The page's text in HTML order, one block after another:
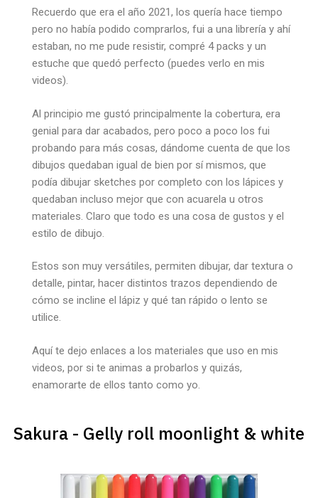
Recuerdo que era el año 2021, los quería hace tiempo
pero no había podido comprarlos, fui a una librería y ahí
estaban, no me pude resistir, compré 4 packs y un
estuche que quedó perfecto (puedes verlo en mis
videos).
Al principio me gustó principalmente la cobertura, era
genial para dar acabados, pero poco a poco los fui
probando para más cosas, dándome cuenta de que los
dibujos quedaban igual de bien por sí mismos, que
podía dibujar sketches por completo con los lápices y
quedaban incluso mejor que con acuarela u otros
materiales. Claro que todo es una cosa de gustos y el
estilo de dibujo.
Estos son muy versátiles, permiten dibujar, dar textura o
detalle, pintar, hacer distintos trazos dependiendo de
cómo se incline el lápiz y qué tan rápido o lento se
utilice.
Aquí te dejo enlaces a los materiales que uso en mis
videos, por si te animas a probarlos y quizás,
enamorarte de ellos tanto como yo.
Sakura - Gelly roll moonlight & white